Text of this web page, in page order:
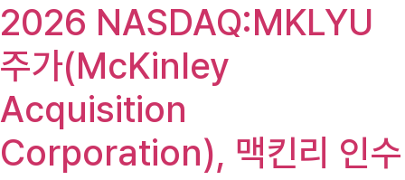
2026 NASDAQ:MKLYU
주가(McKinley
Acquisition
Corporation), 맥킨리 인수